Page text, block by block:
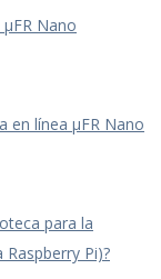
μFR Nano
en línea μFR Nano
para la
Pi)?